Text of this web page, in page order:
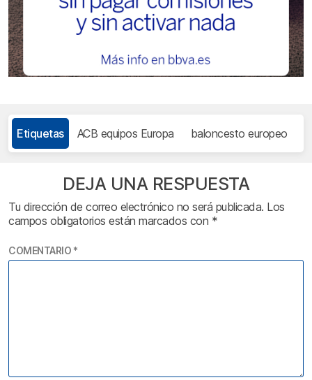
Etiquetas ACB equipos Europa baloncesto europeo
DEJA UNA RESPUESTA
Tu dirección de correo electrónico no será publicada. Los
campos obligatorios están marcados con *
COMENTARIO *